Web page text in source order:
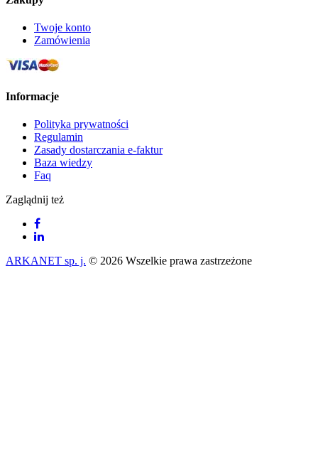
Twoje konto
Zamówienia
Informacje
Polityka prywatności
Regulamin
Zasady dostarczania e-faktur
Baza wiedzy
Faq
Zaglądnij też
ARKANET sp. j. © 2026 Wszelkie prawa zastrzeżone